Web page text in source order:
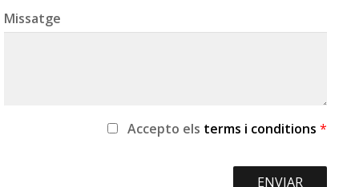
Missatge
Accepto els terms i conditions *